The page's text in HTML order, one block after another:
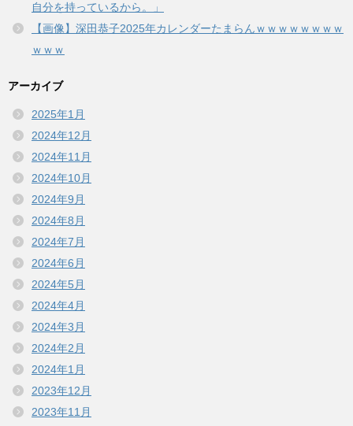
自分を持っているから。」
【画像】深田恭子2025年カレンダーたまらんｗｗｗｗｗｗｗｗ
ｗｗｗ
アーカイブ
2025年1月
2024年12月
2024年11月
2024年10月
2024年9月
2024年8月
2024年7月
2024年6月
2024年5月
2024年4月
2024年3月
2024年2月
2024年1月
2023年12月
2023年11月